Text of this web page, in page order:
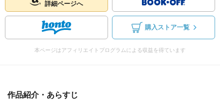
詳細ページへ
購入ストア一覧
本ページはアフィリエイトプログラムによる収益を得ています
作品紹介・あらすじ